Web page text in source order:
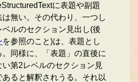
に表題や副題
は無い。その代わり、一つし
ルのセクション見出し(後
を参照のこと)は、表題とし
同様に、「表題」の直後に
い第2レベルのセクション見
ると解釈されうる。それ以